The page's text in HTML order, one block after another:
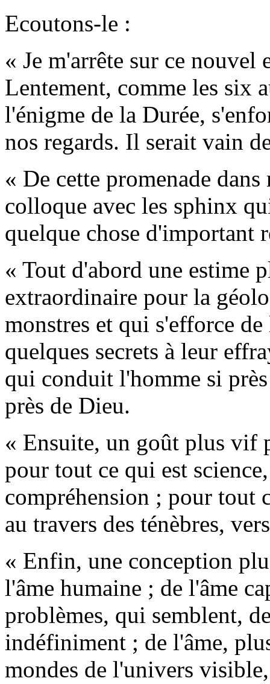
Ecoutons-le :
« Je m'arrête sur ce nouvel
Lentement, comme les six
l'énigme de la Durée,
nos regards. Il serait vain
« De cette promenade
colloque avec les sphinx
quelque chose d'important
« Tout d'abord une estime
extraordinaire pour la
monstres et qui s'efforce
quelques secrets à leur
qui conduit l'homme si
près de Dieu.
« Ensuite, un goût plus vif
pour tout ce qui est
compréhension ; pour tout
au travers des ténèbres,
« Enfin, une conception
l'âme humaine ; de l'âme
problèmes, qui semblent,
indéfiniment ; de l'âme,
mondes de l'univers